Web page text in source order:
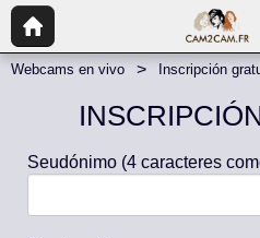
Webcams en vivo Inscripción
Seudónimo (4 caracteres